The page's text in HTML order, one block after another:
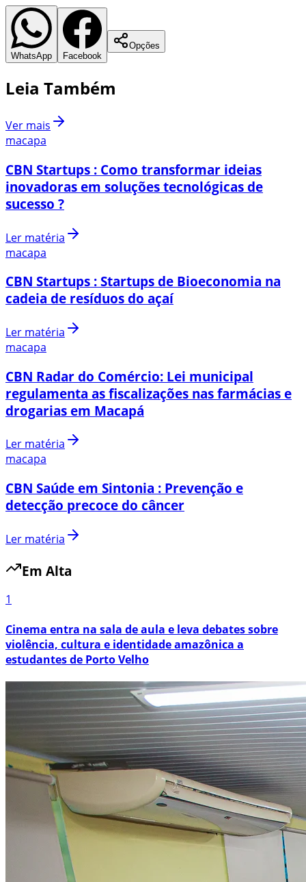
WhatsApp Facebook
Opções
Leia Também
Ver mais
macapa
CBN Startups : Como transformar ideias
inovadoras em soluções tecnológicas de
sucesso ?
Ler matéria
macapa
CBN Startups : Startups de Bioeconomia na
cadeia de resíduos do açaí
Ler matéria
macapa
CBN Radar do Comércio: Lei municipal
regulamenta as fiscalizações nas farmácias e
drogarias em Macapá
Ler matéria
macapa
CBN Saúde em Sintonia : Prevenção e
detecção precoce do câncer
Ler matéria
Em Alta
1
Cinema entra na sala de aula e leva debates sobre
violência, cultura e identidade amazônica a
estudantes de Porto Velho